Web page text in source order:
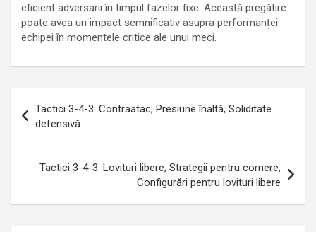
eficient adversarii în timpul fazelor fixe. Această pregătire
poate avea un impact semnificativ asupra performanței
echipei în momentele critice ale unui meci.
navigation
Tactici 3-4-3: Contraatac, Presiune înaltă, Soliditate
defensivă
Tactici 3-4-3: Lovituri libere, Strategii pentru cornere,
Configurări pentru lovituri libere